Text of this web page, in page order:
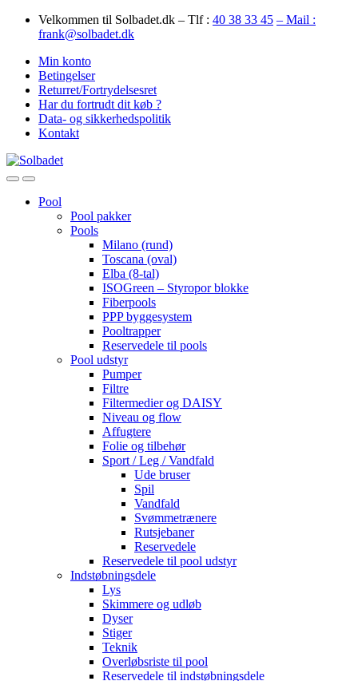
Skip
Skip
Velkommen til Solbadet.dk – Tlf : 40 38 33 45 – Mail :
frank@solbadet.dk
Min konto
Betingelser
Returret/Fortrydelsesret
Har du fortrudt dit køb ?
Data- og sikkerhedspolitik
Kontakt
OpenClose
Pool
Pool pakker
Pools
Milano (rund)
Toscana (oval)
Elba (8-tal)
ISOGreen – Styropor blokke
Fiberpools
PPP byggesystem
Pooltrapper
Reservedele til pools
Pool udstyr
Pumper
Filtre
Filtermedier og DAISY
Niveau og flow
Affugtere
Folie og tilbehør
Sport / Leg / Vandfald
Ude bruser
Spil
Vandfald
Svømmetrænere
Rutsjebaner
Reservedele
Reservedele til pool udstyr
Indstøbningsdele
Lys
Skimmere og udløb
Dyser
Stiger
Teknik
Overløbsriste til pool
Reservedele til indstøbningsdele